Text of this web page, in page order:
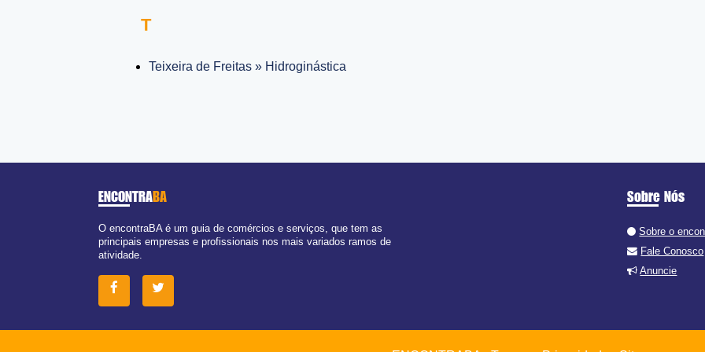
T
Teixeira de Freitas » Hidroginástica
ENCONTRABA
O encontraBA é um guia de comércios e serviços, que tem as
principais empresas e profissionais nos mais variados ramos de
atividade.
Sobre Nós
Sobre o
Fale Conosco
Anuncie